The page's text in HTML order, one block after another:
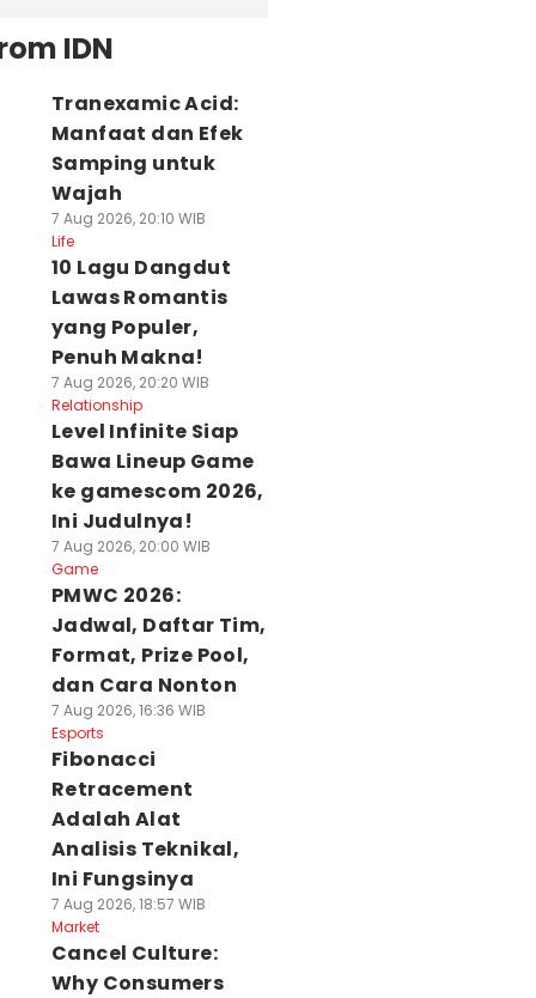
IDN
Tranexamic Acid:
Manfaat dan Efek
Samping untuk
Wajah
7 Aug 2026, 20:10 WIB
Life
10 Lagu Dangdut
Lawas Romantis
yang Populer,
Penuh Makna!
7 Aug 2026, 20:20 WIB
Relationship
Level Infinite Siap
Bawa Lineup Game
ke gamescom 2026,
Ini Judulnya!
7 Aug 2026, 20:00 WIB
Game
PMWC 2026:
Jadwal, Daftar Tim,
Format, Prize Pool,
dan Cara Nonton
7 Aug 2026, 16:36 WIB
Esports
Fibonacci
Retracement
Adalah Alat
Analisis Teknikal,
Ini Fungsinya
7 Aug 2026, 18:57 WIB
Market
Cancel Culture:
Why Consumers